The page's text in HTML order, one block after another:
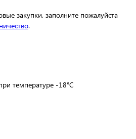
закупки, заполните пожалуйста
.
температуре -18°C